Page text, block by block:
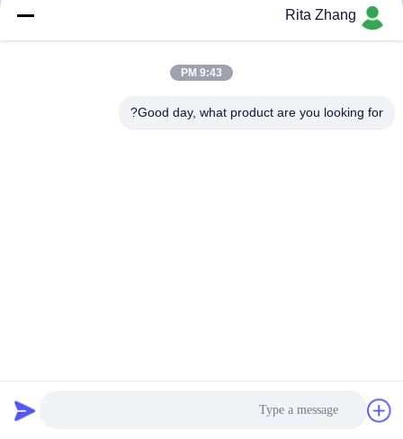
Rita Zhang
9:43 PM
Good day, what product are you looking for?